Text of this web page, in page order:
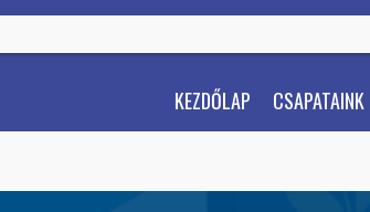
KEZDŐLAP CSAPATAINK